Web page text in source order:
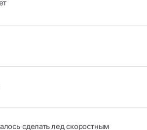
сделать лед скоростным